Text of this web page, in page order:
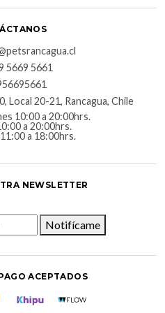
5669 5661‬
Local 20-21, Rancagua, Chile
10:00 a 20:00hrs.
a 20:00hrs.
a 18:00hrs.
NEWSLETTER
Notifícame
ACEPTADOS